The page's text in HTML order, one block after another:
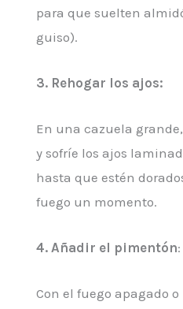
para que suelten
guiso).
3. Rehogar los ajos:
En una cazuela
y sofríe los ajos
hasta que estén
fuego un momento.
4. Añadir el pimentón:
Con el fuego apagado